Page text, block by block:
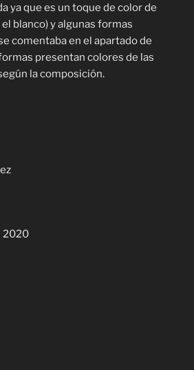
ya que es un toque de color de
blanco) y algunas formas
comentaba en el apartado de
presentan colores de las
la composición.
2020